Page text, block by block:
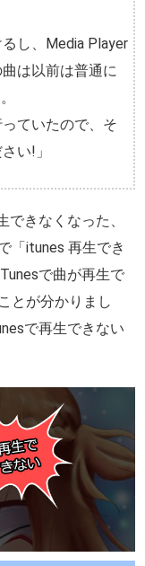
し、Media Player
は以前は普通に
ていたので、そ
い!」
きなくなった、
「itunes 再生でき
で曲が再生で
とが分かりまし
で再生できない